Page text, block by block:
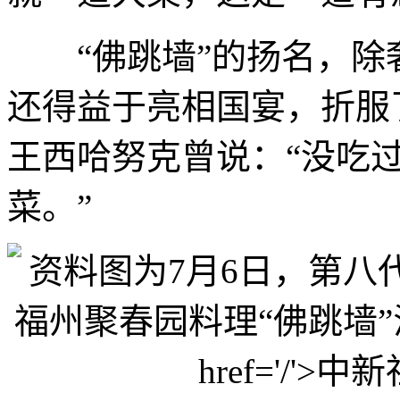
“佛跳墙”的扬名，除
还得益于亮相国宴，折
王西哈努克曾说：“没吃
菜。”